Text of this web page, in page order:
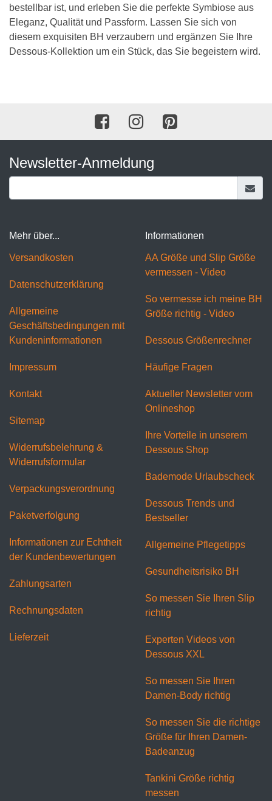
bestellbar ist, und erleben Sie die perfekte Symbiose aus
Eleganz, Qualität und Passform. Lassen Sie sich von
diesem exquisiten BH verzaubern und ergänzen Sie Ihre
Dessous-Kollektion um ein Stück, das Sie begeistern wird.
Newsletter-Anmeldung
Mehr über...
Versandkosten
Datenschutzerklärung
Allgemeine
Geschäftsbedingungen mit
Kundeninformationen
Impressum
Kontakt
Sitemap
Widerrufsbelehrung &
Widerrufsformular
Verpackungsverordnung
Paketverfolgung
Informationen zur Echtheit
der Kundenbewertungen
Zahlungsarten
Rechnungsdaten
Lieferzeit
Informationen
AA Größe und Slip Größe
vermessen - Video
So vermesse ich meine BH
Größe richtig - Video
Dessous Größenrechner
Häufige Fragen
Aktueller Newsletter vom
Onlineshop
Ihre Vorteile in unserem
Dessous Shop
Bademode Urlaubscheck
Dessous Trends und
Bestseller
Allgemeine Pflegetipps
Gesundheitsrisiko BH
So messen Sie Ihren Slip
richtig
Experten Videos von
Dessous XXL
So messen Sie Ihren
Damen-Body richtig
So messen Sie die richtige
Größe für Ihren Damen-
Badeanzug
Tankini Größe richtig
messen